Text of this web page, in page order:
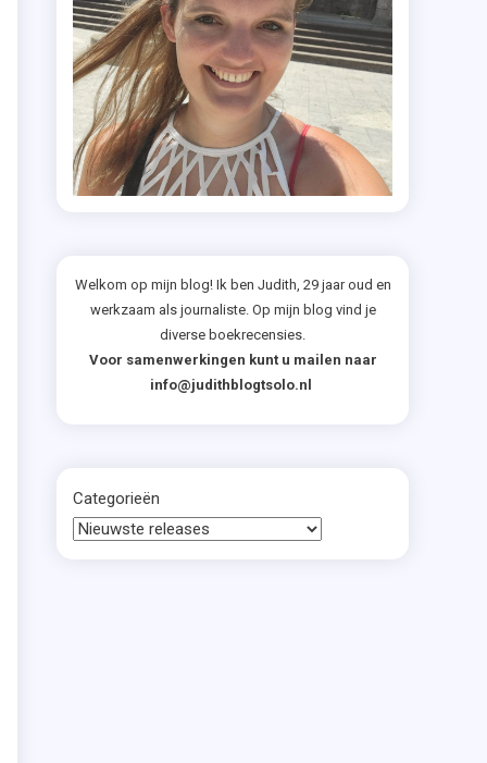
Welkom op mijn blog! Ik ben Judith, 29 jaar oud en
werkzaam als journaliste. Op mijn blog vind je
diverse boekrecensies.
Voor samenwerkingen kunt u mailen naar
info@judithblogtsolo.nl
Categorieën